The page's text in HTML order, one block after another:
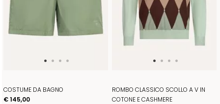
COSTUME DA BAGNO
€ 145,00
ROMBO CLASSICO SCOLLO A V IN
COTONE E CASHMERE